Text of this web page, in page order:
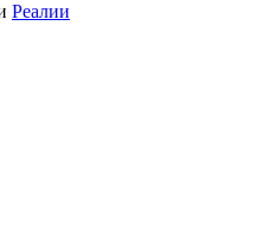
Реалии